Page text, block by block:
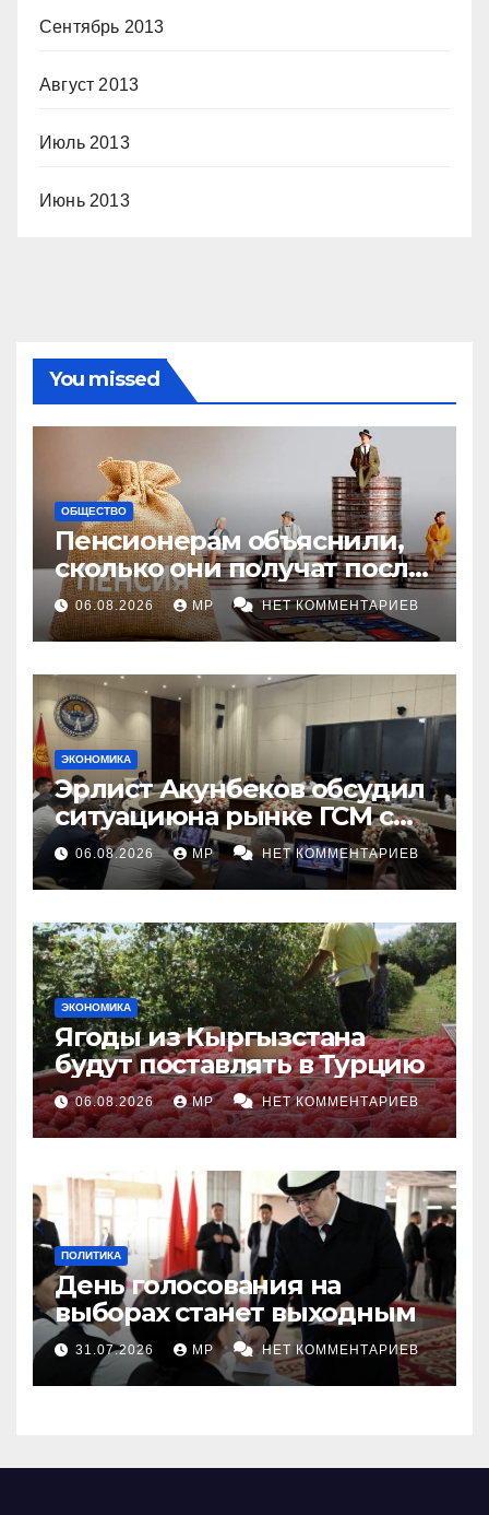
Сентябрь 2013
Август 2013
Июль 2013
Июнь 2013
You missed
ОБЩЕСТВО
Пенсионерам объяснили,
сколько они получат после
индексации
06.08.2026 MP НЕТ КОММЕНТАРИЕВ
ЭКОНОМИКА
Эрлист Акунбеков обсудил
ситуациюна рынке ГСМ с
топливными компаниями
06.08.2026 MP НЕТ КОММЕНТАРИЕВ
ЭКОНОМИКА
Ягоды из Кыргызстана
будут поставлять в Турцию
06.08.2026 MP НЕТ КОММЕНТАРИЕВ
ПОЛИТИКА
День голосования на
выборах станет выходным
31.07.2026 MP НЕТ КОММЕНТАРИЕВ